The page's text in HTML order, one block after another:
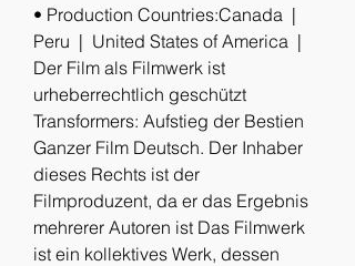
• Production Countries:Canada  |
Peru  |  United States of America  |
Der Film als Filmwerk ist
urheberrechtlich geschützt
Transformers: Aufstieg der Bestien
Ganzer Film Deutsch. Der Inhaber
dieses Rechts ist der
Filmproduzent, da er das Ergebnis
mehrerer Autoren ist Das Filmwerk
ist ein kollektives Werk, dessen